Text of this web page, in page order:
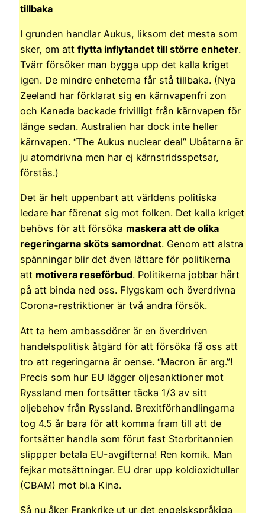
tillbaka
I grunden handlar Aukus, liksom det mesta som
sker, om att flytta inflytandet till större enheter.
Tvärr försöker man bygga upp det kalla kriget
igen. De mindre enheterna får stå tillbaka. (Nya
Zeeland har förklarat sig en kärnvapenfri zon
och Kanada backade frivilligt från kärnvapen för
länge sedan. Australien har dock inte heller
kärnvapen. “The Aukus nuclear deal” Ubåtarna är
ju atomdrivna men har ej kärnstridsspetsar,
förstås.)
Det är helt uppenbart att världens politiska
ledare har förenat sig mot folken. Det kalla kriget
behövs för att försöka maskera att de olika
regeringarna sköts samordnat. Genom att alstra
spänningar blir det även lättare för politikerna
att motivera reseförbud. Politikerna jobbar hårt
på att binda ned oss. Flygskam och överdrivna
Corona-restriktioner är två andra försök.
Att ta hem ambassdörer är en överdriven
handelspolitisk åtgärd för att försöka få oss att
tro att regeringarna är oense. “Macron är arg.”!
Precis som hur EU lägger oljesanktioner mot
Ryssland men fortsätter täcka 1/3 av sitt
oljebehov från Ryssland. Brexitförhandlingarna
tog 4.5 år bara för att komma fram till att de
fortsätter handla som förut fast Storbritannien
slippper betala EU-avgifterna! Ren komik. Man
fejkar motsättningar. EU drar upp koldioxidtullar
(CBAM) mot bl.a Kina.
Så nu åker Frankrike ut ur det engelskspråkiga